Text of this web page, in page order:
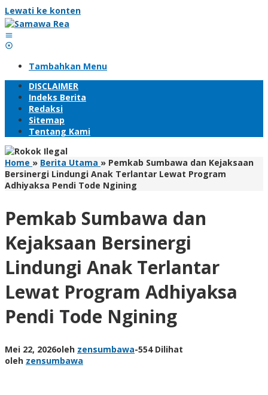
Lewati ke konten
Tambahkan Menu
DISCLAIMER
Indeks Berita
Redaksi
Sitemap
Tentang Kami
Home » Berita Utama » Pemkab Sumbawa dan Kejaksaan
Bersinergi Lindungi Anak Terlantar Lewat Program
Adhiyaksa Pendi Tode Ngining
Pemkab Sumbawa dan
Kejaksaan Bersinergi
Lindungi Anak Terlantar
Lewat Program Adhiyaksa
Pendi Tode Ngining
Mei 22, 2026oleh zensumbawa-554 Dilihat
oleh zensumbawa